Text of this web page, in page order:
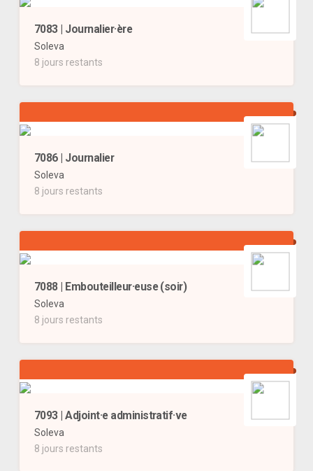
7083 | Journalier·ère
Soleva
8 jours restants
7086 | Journalier
Soleva
8 jours restants
7088 | Embouteilleur·euse (soir)
Soleva
8 jours restants
7093 | Adjoint·e administratif·ve
Soleva
8 jours restants